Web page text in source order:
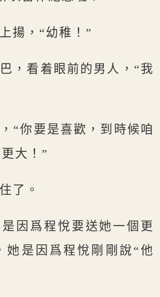
揚，“幼稚！”
，看着眼前的男人，“我
“你要是喜歡，到時候咱
大！”
了。
因爲程悅要送她一個更
她是因爲程悅剛剛說“他